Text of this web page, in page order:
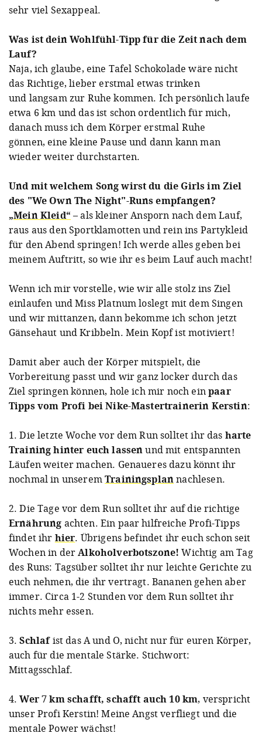
sehr viel Sexappeal.
Was ist dein Wohlfühl-Tipp für die Zeit nach dem
Lauf?
Naja, ich glaube, eine Tafel Schokolade wäre nicht
das Richtige, lieber erstmal etwas trinken
und langsam zur Ruhe kommen. Ich persönlich laufe
etwa 6 km und das ist schon ordentlich für mich,
danach muss ich dem Körper erstmal Ruhe
gönnen, eine kleine Pause und dann kann man
wieder weiter durchstarten.
Und mit welchem Song wirst du die Girls im Ziel
des "We Own The Night"-Runs empfangen?
„Mein Kleid“ – als kleiner Ansporn nach dem Lauf,
raus aus den Sportklamotten und rein ins Partykleid
für den Abend springen! Ich werde alles geben bei
meinem Auftritt, so wie ihr es beim Lauf auch macht!
Wenn ich mir vorstelle, wie wir alle stolz ins Ziel
einlaufen und Miss Platnum loslegt mit dem Singen
und wir mittanzen, dann bekomme ich schon jetzt
Gänsehaut und Kribbeln. Mein Kopf ist motiviert!
Damit aber auch der Körper mitspielt, die
Vorbereitung passt und wir ganz locker durch das
Ziel springen können, hole ich mir noch einpaar
Tipps vom Profi bei Nike-Mastertrainerin Kerstin:
1. Die letzte Woche vor dem Run solltet ihr das harte
Training hinter euch lassenund mit entspannten
Läufen weiter machen. Genaueres dazu könnt ihr
nochmal in unseremTrainingsplannachlesen.
2. Die Tage vor dem Run solltet ihr auf die richtige
Ernährung achten. Ein paar hilfreiche Profi-Tipps
findet ihr hier. Übrigens befindet ihr euch schon seit
Wochen in derAlkoholverbotszone! Wichtig am Tag
des Runs: Tagsüber solltet ihr nur leichte Gerichte zu
euch nehmen, die ihr vertragt. Bananen gehen aber
immer. Circa 1-2 Stunden vor dem Run solltet ihr
nichts mehr essen.
3. Schlafist das A und O, nicht nur für euren Körper,
auch für die mentale Stärke. Stichwort:
Mittagsschlaf.
4.Wer 7 km schafft, schafft auch 10 km, verspricht
unser Profi Kerstin! Meine Angst verfliegt und die
mentale Power wächst!